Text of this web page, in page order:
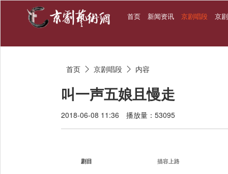
首页 新闻资讯 京剧唱段 京
首页  京剧唱段  内容
叫一声五娘且慢走
2018-06-08 11:36 播放量：53095
剧目 描容上路